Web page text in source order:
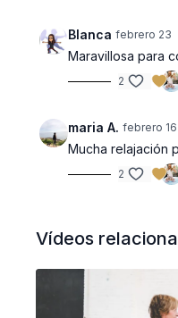
Blanca febrero 23
Maravillosa para
2
maria A. febrero 16
Mucha relajación
2
Vídeos